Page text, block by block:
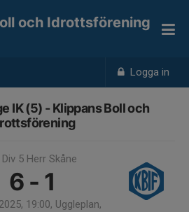
Logga in
och Idrottsförening
IK (5) - Klippans Boll och
5 Herr Skåne
6 - 1
19:00, Uggleplan,